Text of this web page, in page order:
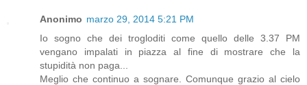
Anonimo marzo 29, 2014 5:21 PM
Io sogno che dei trogloditi come quello delle 3.37 PM
vengano impalati in piazza al fine di mostrare che la
stupidità non paga...
Meglio che continuo a sognare. Comunque grazio al cielo